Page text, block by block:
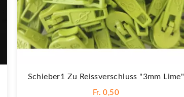
Schieber1 Zu Reissverschluss "3mm Lime"
Fr. 0,50